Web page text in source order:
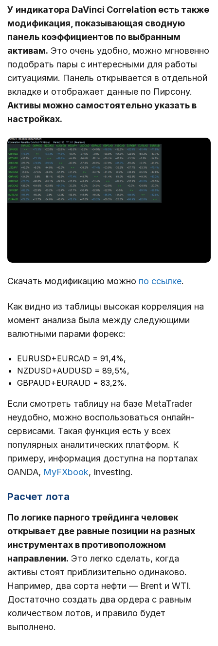
У индикатора DaVinci Correlation есть также
модификация, показывающая сводную
панель коэффициентов по выбранным
активам. Это очень удобно, можно мгновенно
подобрать пары с интересными для работы
ситуациями. Панель открывается в отдельной
вкладке и отображает данные по Пирсону.
Активы можно самостоятельно указать в
настройках.
Скачать модификацию можно по ссылке.
Как видно из таблицы высокая корреляция на
момент анализа была между следующими
валютными парами форекс:
EURUSD+EURCAD = 91,4%,
NZDUSD+AUDUSD = 89,5%,
GBPAUD+EURAUD = 83,2%.
Если смотреть таблицу на базе MetaTrader
неудобно, можно воспользоваться онлайн-
сервисами. Такая функция есть у всех
популярных аналитических платформ. К
примеру, информация доступна на порталах
OANDA, MyFXbook, Investing.
Расчет лота
По логике парного трейдинга человек
открывает две равные позиции на разных
инструментах в противоположном
направлении. Это легко сделать, когда
активы стоят приблизительно одинаково.
Например, два сорта нефти ― Brent и WTI.
Достаточно создать два ордера с равным
количеством лотов, и правило будет
выполнено.